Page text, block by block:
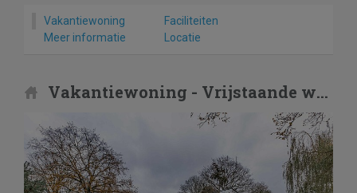
Vakantiewoning
Faciliteiten
Meer informatie
Locatie
Vakantiewoning - Vrijstaande woning in Biddinghuizen